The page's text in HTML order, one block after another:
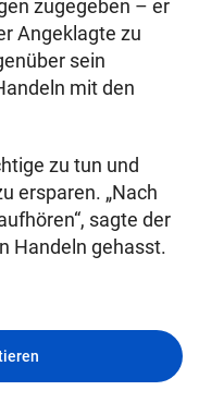
zugegeben – er
Angeklagte zu
sein
mit den
zu tun und
ersparen. „Nach
sagte der
Handeln gehasst.